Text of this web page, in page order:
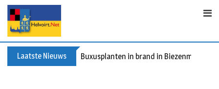
Skip
content
Laatste Nieuws Buxusplanten in brand in Biezenmortel,